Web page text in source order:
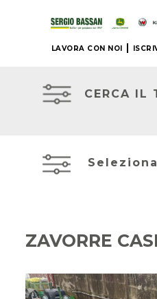
LAVORA CON NOI
NUOVO
USATO
CERCA IL
ZAVORRE
ED
ESCAVATORI